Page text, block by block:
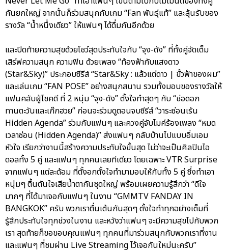
กันยกใหญ่ จากนั้นก็ร่วมสนุกกับเกม “Fan พันธุ์แท้” และลุ้นรับของ
รางวัล “น้ำหนึ่งเดียว” ให้แฟนๆ ได้ดื่มกันอีกด้วย
และปิดท้ายความสุขด้วยโชว์สุดประทับใจกับ “จุง-ดัง” ที่ทั้งคู่จัดเต็ม
เสิร์ฟความสนุก ความฟิน ด้วยเพลง “ท้องฟ้ากับแสงดาว
(Star&Sky)” ประกอบซีรีส์ “Star&Sky : แล้วแต่ดาว | ขั้วฟ้าของผม”
และเล่นเกม “FAN POSE” อย่างสนุกสนาน รวมทั้งมอบของรางวัลให้
แฟนคลับผู้โชคดี ที่ 2 หนุ่ม “จุง-ดัง” ตั้งใจทำสุดๆ กับ “ช่อดอก
ทานตะวันและเก๊กฮวย” ก่อนจะร่วมดูตอนจบซีรีส์ “วาระซ่อนเร้น
Hidden Agenda” ร่วมกับแฟนๆ และควงคู่จับไมค์ร้องเพลง “หมด
เวลาซ่อน (Hidden Agenda)” ส่งแฟนๆ กลับบ้านไปแบบอิ่มเอม
หัวใจ เรียกว่างานนี้สร้างความประทับใจขั้นสุด ไม่ว่าจะเป็นศิลปินไอ
ดอลทั้ง 5 คู่ และแฟนๆ ทุกคนเลยทีเดียว โดยเฉพาะ VTR Surprise
จากแฟนๆ แต่ละด้อม ที่ตั้งอกตั้งใจทำมามอบให้กับทั้ง 5 คู่ ซึ่งทำเอา
หนุ่มๆ ตื้นตันใจเสียน้ำตากันชุดใหญ่ พร้อมเผยความรู้สึกว่า “ดีใจ
มากๆ ที่ได้มาเจอกับแฟนๆ ในงาน “GMMTV FANDAY IN
BANGKOK” ครับ พวกเราตื่นเต้นกันสุดๆ ตั้งใจทำทุกอย่างเต็มที่
รู้สึกประทับใจทุกช่วงในงาน และหวังว่าแฟนๆ จะมีความสุขไปกับพวก
เรา สุดท้ายก็ขอขอบคุณแฟนๆ ทุกคนที่มาร่วมสนุกกับพวกเราที่งาน
และแฟนๆ ที่ชมผ่าน Live Streaming ไว้เจอกันใหม่นะครับ”